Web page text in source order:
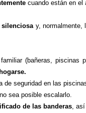
cuando están en el
silenciosa y, normalmente,
(bañeras, piscinas
seguridad en las
sea posible escalarlo.
de las banderas ,